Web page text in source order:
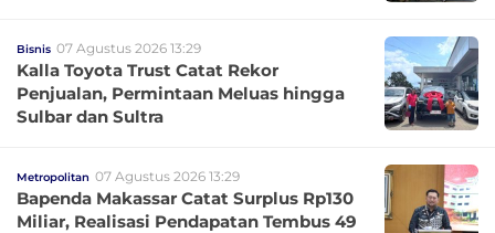
Bisnis 07 Agustus 2026 13:29
Kalla Toyota Trust Catat Rekor
Penjualan, Permintaan Meluas hingga
Sulbar dan Sultra
Metropolitan 07 Agustus 2026 13:29
Bapenda Makassar Catat Surplus Rp130
Miliar, Realisasi Pendapatan Tembus 49